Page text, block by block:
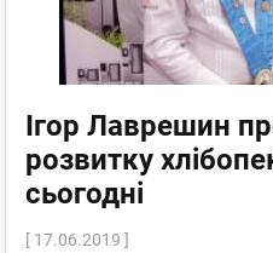
Ігор Лаврешин
розвитку
сьогодні
[ 17.06.2019 ]